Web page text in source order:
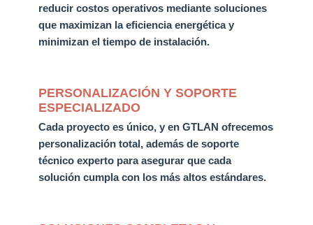
reducir costos operativos mediante soluciones
que maximizan la eficiencia energéticay
minimizan el tiempo de instalación.
PERSONALIZACIÓN Y SOPORTE
ESPECIALIZADO
Cada proyecto es único, y en GTLAN ofrecemos
personalización total, además de soporte
técnico experto para asegurar que cada
solución cumpla con los más altos estándares.